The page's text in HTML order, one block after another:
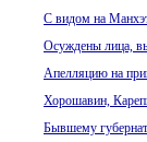
С видом на
Осуждены лица,
Апелляцию на
Хорошавин,
Бывшему